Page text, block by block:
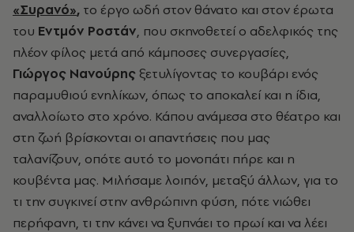
«Συρανό», το έργο ωδή στον θάνατο και στον έρωτα
του Εντμόν Ροστάν, που σκηνοθετεί ο αδελφικός της
πλέον φίλος μετά από κάμποσες συνεργασίες,
Γιώργος Νανούρης ξετυλίγοντας το κουβάρι ενός
παραμυθιού ενηλίκων, όπως το αποκαλεί και η ίδια,
αναλλοίωτο στο χρόνο. Κάπου ανάμεσα στο θέατρο και
στη ζωή βρίσκονται οι απαντήσεις που μας
ταλανίζουν, οπότε αυτό το μονοπάτι πήρε και η
κουβέντα μας. Μιλήσαμε λοιπόν, μεταξύ άλλων, για το
τι την συγκινεί στην ανθρώπινη φύση, πότε νιώθει
περήφανη, τι την κάνει να ξυπνάει το πρωί και να λέει